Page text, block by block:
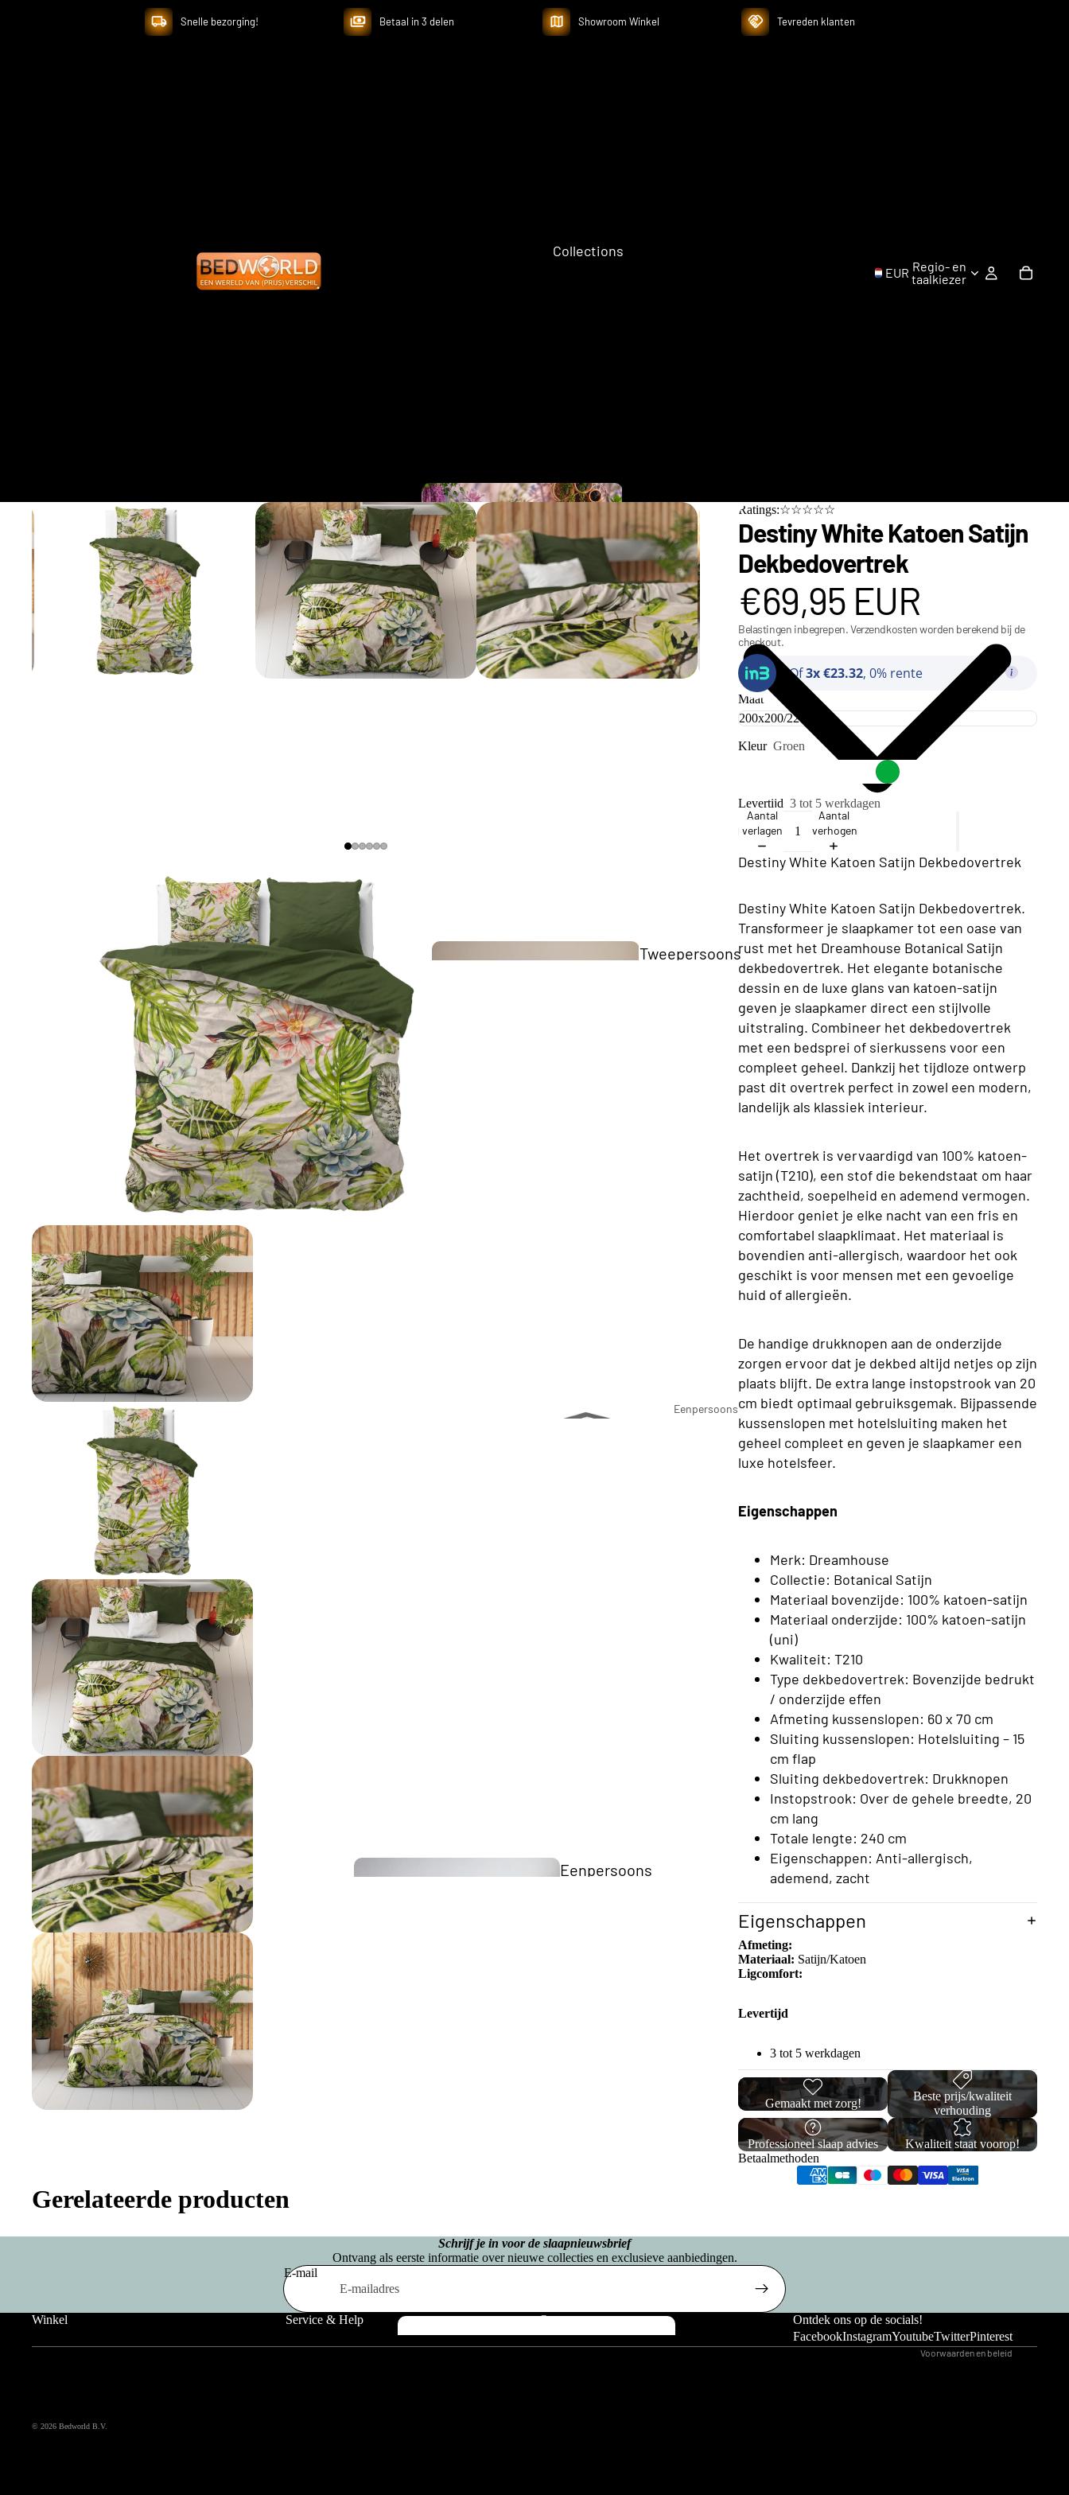
Snelle bezorging! Betaal in 3 delen Showroom Winkel Tevreden klanten
Collections
Collection
Business Class
Bedding
Tweepersoons
Eenpersoons
Eenpersoons
Twijfelaar Opberg
Matras
EUR Regio- en
taalkiezer
Ratings:☆☆☆☆☆
Destiny White Katoen Satijn
Dekbedovertrek
€69,95 EUR
Belastingen inbegrepen. Verzendkosten worden berekend bij de
checkout.
Of3x €23.32, 0% rente
Maat
Kleur Groen
Levertijd 3 tot 5 werkdagen
Aantal
verlagen
Aantal
verhogen
Destiny White Katoen Satijn Dekbedovertrek
Destiny White Katoen Satijn Dekbedovertrek.
Transformeer je slaapkamer tot een oase van
rust met het Dreamhouse Botanical Satijn
dekbedovertrek. Het elegante botanische
dessin en de luxe glans van katoen-satijn
geven je slaapkamer direct een stijlvolle
uitstraling. Combineer het dekbedovertrek
met een bedsprei of sierkussens voor een
compleet geheel. Dankzij het tijdloze ontwerp
past dit overtrek perfect in zowel een modern,
landelijk als klassiek interieur.
Het overtrek is vervaardigd van 100% katoen-
satijn (T210), een stof die bekendstaat om haar
zachtheid, soepelheid en ademend vermogen.
Hierdoor geniet je elke nacht van een fris en
comfortabel slaapklimaat. Het materiaal is
bovendien anti-allergisch, waardoor het ook
geschikt is voor mensen met een gevoelige
huid of allergieën.
De handige drukknopen aan de onderzijde
zorgen ervoor dat je dekbed altijd netjes op zijn
plaats blijft. De extra lange instopstrook van 20
cm biedt optimaal gebruiksgemak. Bijpassende
kussenslopen met hotelsluiting maken het
geheel compleet en geven je slaapkamer een
luxe hotelsfeer.
Eigenschappen
Merk: Dreamhouse
Collectie: Botanical Satijn
Materiaal bovenzijde: 100% katoen-satijn
Materiaal onderzijde: 100% katoen-satijn
(uni)
Kwaliteit: T210
Type dekbedovertrek: Bovenzijde bedrukt
/ onderzijde effen
Afmeting kussenslopen: 60 x 70 cm
Sluiting kussenslopen: Hotelsluiting – 15
cm flap
Sluiting dekbedovertrek: Drukknopen
Instopstrook: Over de gehele breedte, 20
cm lang
Totale lengte: 240 cm
Eigenschappen: Anti-allergisch,
ademend, zacht
Eigenschappen
Afmeting:
Materiaal: Satijn/Katoen
Ligcomfort:
Levertijd
3 tot 5 werkdagen
Gemaakt met zorg!
Beste prijs/kwaliteit
verhouding
Professioneel slaap advies
Kwaliteit staat voorop!
Betaalmethoden
Gerelateerde producten
Schrijf je in voor de slaapnieuwsbrief
Ontvang als eerste informatie over nieuwe collecties en exclusieve aanbiedingen.
E-mail
Winkel Service & Help Over ons
Ontdek ons op de socials!
FacebookInstagramYoutubeTwitterPinterest
© 2026 Bedworld B.V.
Voorwaarden en beleid
Verzendbeleid